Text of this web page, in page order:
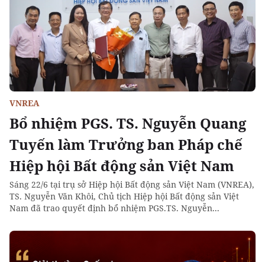
Bổ nhiệm PGS. TS. Nguyễn Quang
Tuyến làm Trưởng ban Pháp chế
Hiệp hội Bất động sản Việt Nam
VNREA
Sáng 22/6 tại trụ sở Hiệp hội Bất động sản Việt Nam (VNREA),
TS. Nguyễn Văn Khôi, Chủ tịch Hiệp hội Bất động sản Việt
Nam đã trao quyết định bổ nhiệm PGS.TS. Nguyễn...